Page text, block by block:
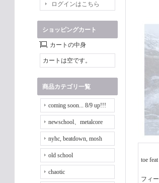
ログインはこちら
ショッピングカート
カートの中身
カートは空です。
商品カテゴリ一覧
coming soon... 8/9 up!!!
newschool、metalcore
nyhc, beatdown, mosh
old school
chaotic
toe
フィ